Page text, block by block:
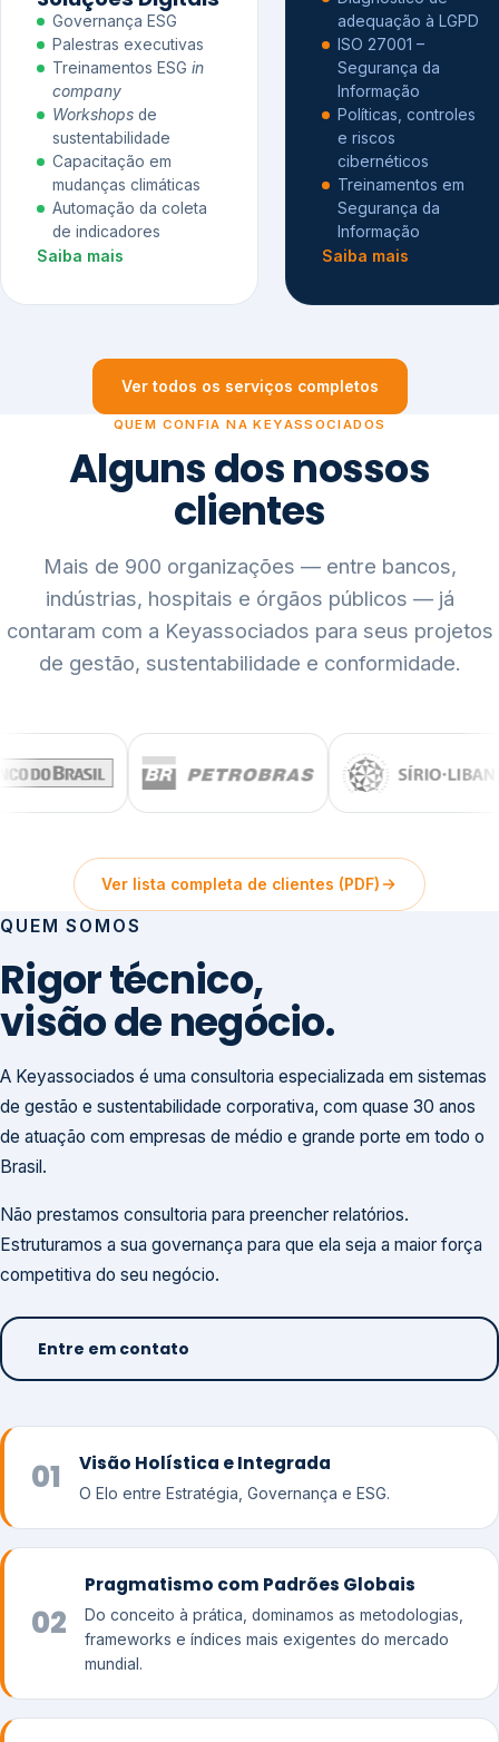
Governança ESG
Palestras executivas
Treinamentos ESG in
company
Workshops de
sustentabilidade
Capacitação em
mudanças climáticas
Automação da coleta
de indicadores
Saiba mais
adequação à LGPD
ISO 27001 –
Segurança da
Informação
Políticas, controles
e riscos
cibernéticos
Treinamentos em
Segurança da
Informação
Saiba mais
Ver todos os serviços completos
QUEM CONFIA NA KEYASSOCIADOS
Alguns dos nossos
clientes
Mais de 900 organizações — entre bancos,
indústrias, hospitais e órgãos públicos — já
contaram com a Keyassociados para seus projetos
de gestão, sustentabilidade e conformidade.
Ver lista completa de clientes (PDF)
QUEM SOMOS
Rigor técnico,
visão de negócio.
A Keyassociados é uma consultoria especializada em sistemas
de gestão e sustentabilidade corporativa, com quase 30 anos
de atuação com empresas de médio e grande porte em todo o
Brasil.
Não prestamos consultoria para preencher relatórios.
Estruturamos a sua governança para que ela seja a maior força
competitiva do seu negócio.
Entre em contato
01 Visão Holística e Integrada
O Elo entre Estratégia, Governança e ESG.
02
Pragmatismo com Padrões Globais
Do conceito à prática, dominamos as metodologias,
frameworks e índices mais exigentes do mercado
mundial.